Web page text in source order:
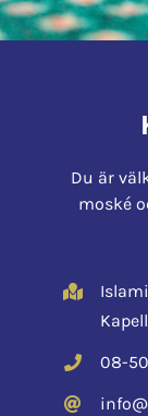
Du är
moské
08-